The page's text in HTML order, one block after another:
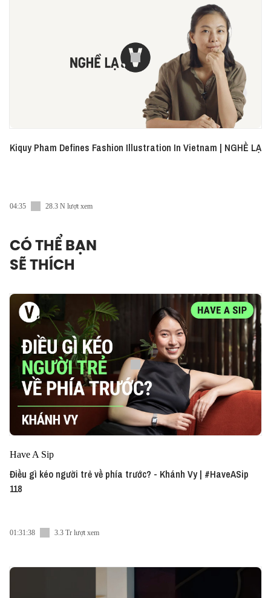
Kiquy Pham Defines Fashion Illustration In Vietnam | NGHỀ LẠ
04:35 28.3 N lượt xem
CÓ THỂ BẠN
SẼ THÍCH
Have A Sip
Điều gì kéo người trẻ về phía trước? - Khánh Vy | #HaveASip
118
01:31:38 3.3 Tr lượt xem